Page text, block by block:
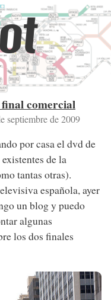
comercial
septiembre de 2009
por casa el dvd de
de la
tantas otras).
española, ayer
un blog y puedo
algunas
los dos finales